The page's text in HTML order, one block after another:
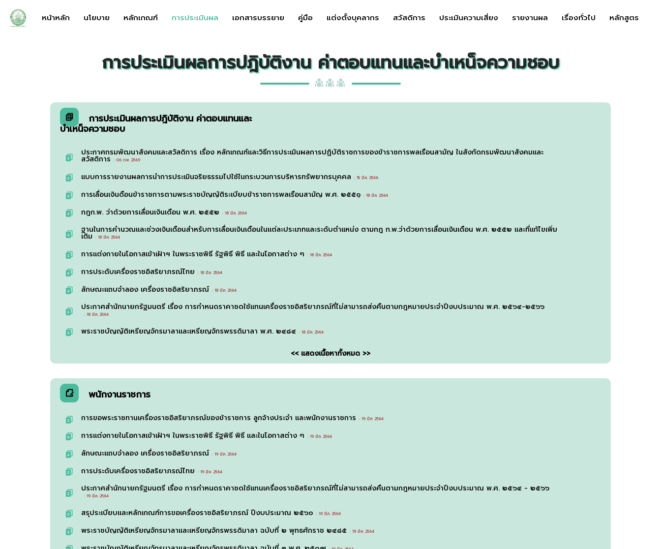
หน้าหลัก นโยบาย หลักเกณฑ์ การประเมินผล เอกสารบรรยาย คู่มือ แต่งตั้งบุคลากร สวัสดิการ ประเมินความเสี่ยง รายงานผล เรื่องทั่วไป หลักสูตร
การประเมินผลการปฎิบัติงาน ค่าตอบแทนและบำเหน็จความชอบ
การประเมินผลการปฎิบัติงาน ค่าตอบแทนและ
บำเหน็จความชอบ
ประกาศกรมพัฒนาสังคมและสวัสดิการ เรื่อง หลักเกณฑ์และวิธีการประเมินผลการปฏิบัติราชการของข้าราชการพลเรือนสามัญ ในสังกัดกรมพัฒนาสังคมและ
สวัสดิการ : 06 ก.พ. 2569
แบบการรายงานผลการนำการประเมินจริยธรรมไปใช้ในกระบวนการบริหารทรัพยากรบุคคล : 15 มี.ค. 2566
การเลื่อนเงินดือนข้าราชการตามพระราชบัญญัติระเบียบข้าราชการพลเรือนสามัญ พ.ศ. ๒๕๕๑ : 18 มี.ค. 2564
กฎก.พ. ว่าด้วยการเลื่อนเงินเดือน พ.ศ. ๒๕๕๒ : 18 มี.ค. 2564
ฐานในการคำนวณและช่วงเงินเดือนสำหรับการเลื่อนเงินเดือนในแต่ละประเภทและระดับตำแหน่ง ตามกฎ ก.พ.ว่าด้วยการเลื่อนเงินเดือน พ.ศ. ๒๕๕๒ และที่แก้ไขเพิ่ม
เติม : 18 มี.ค. 2564
การแต่งกายในโอกาสเข้าเฝ้าฯ ในพระราชพิธี รัฐพิธี พิธี และในโอกาสต่าง ๆ : 18 มี.ค. 2564
การประดับเครื่องราชอิสริยาภรณ์ไทย : 18 มี.ค. 2564
ลักษณะแถบจำลอง เครื่องราชอิสริยาภรณ์ : 18 มี.ค. 2564
ประกาศสำนักนายกรัฐมนตรี เรื่อง การกำหนดราคาชดใช้แทนเครื่องราชอิสริยาภรณ์ที่ไม่สามารถส่งคืนตามกฎหมายประจำปีงบประมาณ พ.ศ. ๒๕๖๔-๒๕๖๖
: 18 มี.ค. 2564
พระราชบัญญัติเหรียญจักรมาลาและเหรียญจักรพรรดิมาลา พ.ศ. ๒๔๘๔ : 18 มี.ค. 2564
<< แสดงเนื้อหาทั้งหมด >>
พนักงานราชการ
การขอพระราชทานเครื่องราชอิสริยาภรณ์ของข้าราชการ ลูกจ้างประจำ และพนักงานราชการ : 19 มี.ค. 2564
การแต่งกายในโอกาสเข้าเฝ้าฯ ในพระราชพิธี รัฐพิธี พิธี และในโอกาสต่าง ๆ : 19 มี.ค. 2564
ลักษณะแถบจำลอง เครื่องราชอิสริยาภรณ์ : 19 มี.ค. 2564
การประดับเครื่องราชอิสริยาภรณ์ไทย : 19 มี.ค. 2564
ประกาศสำนักนายกรัฐมนตรี เรื่อง การกำหนดราคาชดใช้แทนเครื่องราชอิสริยาภรณ์ที่ไม่สามารถส่งคืนตามกฎหมายประจำปีงบประมาณ พ.ศ. ๒๕๖๔ - ๒๕๖๖
: 19 มี.ค. 2564
สรุประเบียบและหลักเกณฑ์การขอเครื่องราชอิสริยาภรณ์ ปีงบประมาณ ๒๕๖๐ : 19 มี.ค. 2564
พระราชบัญญัติเหรียญจักรมาลาและเหรียญจักรพรรดิมาลา ฉบับที่ ๒ พุทธศักราช ๒๔๘๕ : 19 มี.ค. 2564